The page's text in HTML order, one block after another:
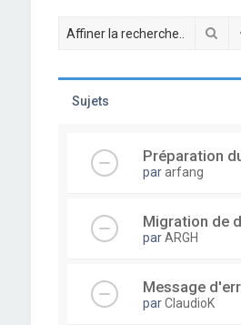
Sujets
Préparation
pararfang
Migration de
parARGH
Message
parClaudioK